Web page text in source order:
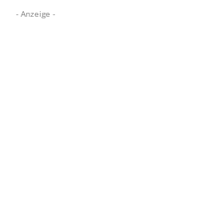
- Anzeige -